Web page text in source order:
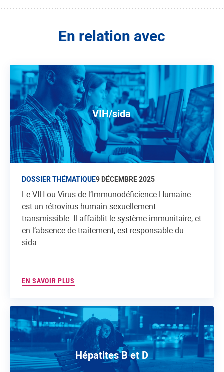
En relation avec
VIH/sida
DOSSIER THÉMATIQUE9 DÉCEMBRE 2025
Le VIH ou Virus de l’Immunodéficience Humaine
est un rétrovirus humain sexuellement
transmissible. Il affaiblit le système immunitaire, et
en l’absence de traitement, est responsable du
sida.
EN SAVOIR PLUS
Hépatites B et D